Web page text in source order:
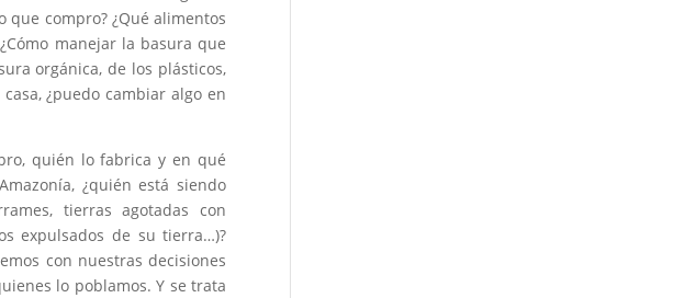
que compro? ¿Qué alimentos
manejar la basura que
orgánica, de los plásticos,
¿puedo cambiar algo en
quién lo fabrica y en qué
¿quién está siendo
tierras agotadas con
expulsados de su tierra…)?
con nuestras decisiones
lo poblamos. Y se trata